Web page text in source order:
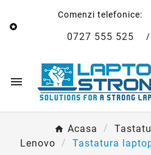

Comenzi telefonice:
0727 555 525 /

Acasa
Lenovo
Tastatura